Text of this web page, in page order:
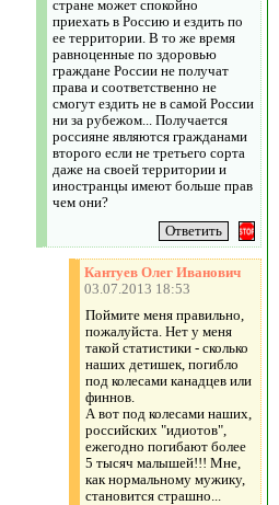
стране может спокойно
приехать в Россию и ездить по
ее территории. В то же время
равноценные по здоровью
граждане России не получат
права и соответственно не
смогут ездить не в самой России
ни за рубежом... Получается
россияне являются гражданами
второго если не третьего сорта
даже на своей территории и
иностранцы имеют больше прав
чем они?
Кантуев Олег Иванович
03.07.2013 18:53
Поймите меня правильно,
пожалуйста. Нет у меня
такой статистики - сколько
наших детишек, погибло
под колесами канадцев или
финнов.
А вот под колесами наших,
российских "идиотов",
ежегодно погибают более
5 тысяч малышей!!! Мне,
как нормальному мужику,
становится страшно...